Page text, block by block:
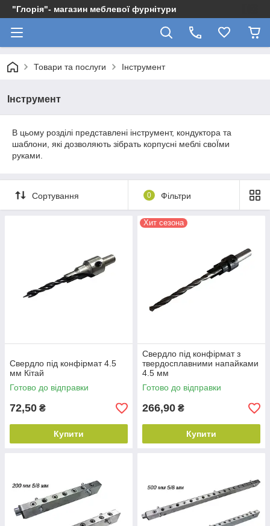
"Глорія"- магазин меблевої фурнітури
Товари та послуги Інструмент
Інструмент
В цьому розділі представлені інструмент, кондуктора та
шаблони, які дозволяють зібрать корпусні меблі своЇми
руками.
Сортування 0 Фільтри
Свердло під конфірмат 4.5
мм Кітай
Готово до відправки
72,50 ₴
Купити
Хит сезона
Свердло під конфірмат з
твердосплавними напайками
4.5 мм
Готово до відправки
266,90 ₴
Купити